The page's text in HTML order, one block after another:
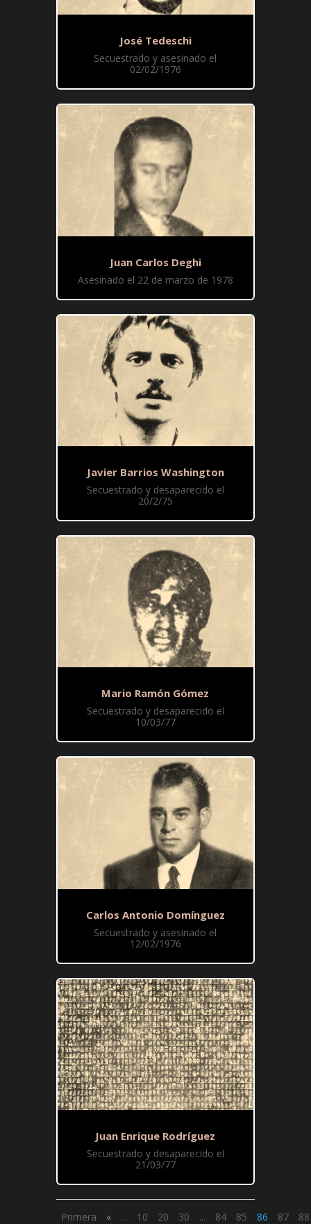
José Tedeschi
Secuestrado y asesinado el
02/02/1976
Juan Carlos Deghi
Asesinado el 22 de marzo de 1978
Javier Barrios Washington
Secuestrado y desaparecido el
20/2/75
Mario Ramón Gómez
Secuestrado y desaparecido el
10/03/77
Carlos Antonio Domínguez
Secuestrado y asesinado el
12/02/1976
Juan Enrique Rodríguez
Secuestrado y desaparecido el
21/03/77
Primera « ... 10 20 30 ... 84 85 86 87 88